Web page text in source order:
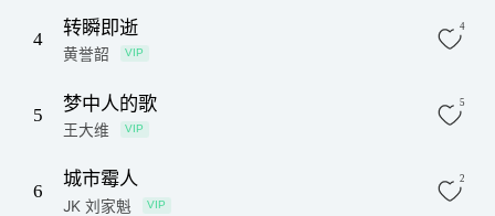
4
转瞬即逝
黄誉韶 VIP
4
5
梦中人的歌
王大维 VIP
5
6
城市霉人
JK 刘家魁 VIP
2